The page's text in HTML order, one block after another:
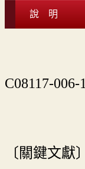
說 明
C08117-006-1
〔關鍵文獻〕